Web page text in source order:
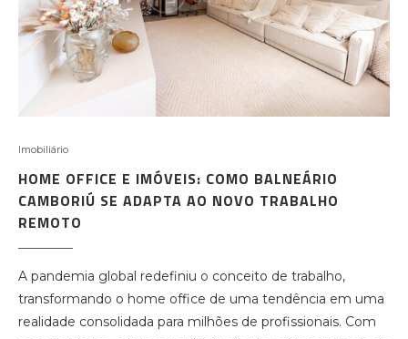
Imobiliário
HOME OFFICE E IMÓVEIS: COMO BALNEÁRIO
CAMBORIÚ SE ADAPTA AO NOVO TRABALHO
REMOTO
A pandemia global redefiniu o conceito de trabalho,
transformando o home office de uma tendência em uma
realidade consolidada para milhões de profissionais. Com